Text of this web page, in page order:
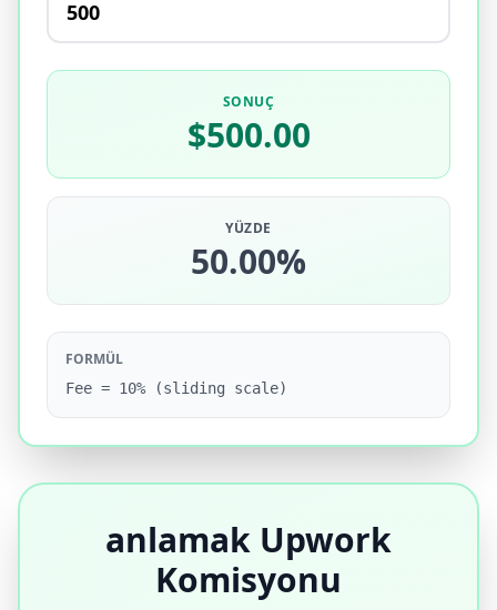
SONUÇ
$500.00
YÜZDE
50.00%
FORMÜL
Fee = 10% (sliding scale)
anlamak Upwork
Komisyonu